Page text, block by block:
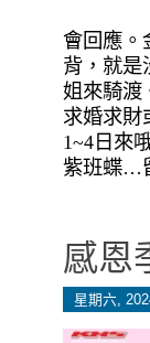
會回應。
背，就是
姐來騎渡
求婚求財
1~4日來
紫班蝶…
感恩
星期六,